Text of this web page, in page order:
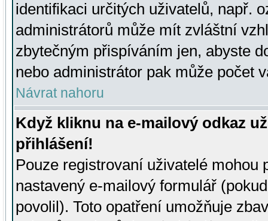
identifikaci určitých uživatelů, např.
administrátorů může mít zvláštní
zbytečným přispíváním jen, abyste
nebo administrátor pak může počet
Návrat nahoru
Když kliknu na e-mailový odkaz
přihlášení!
Pouze registrovaní uživatelé mohou
nastavený e-mailový formulář
povolil). Toto opatření umožňuje